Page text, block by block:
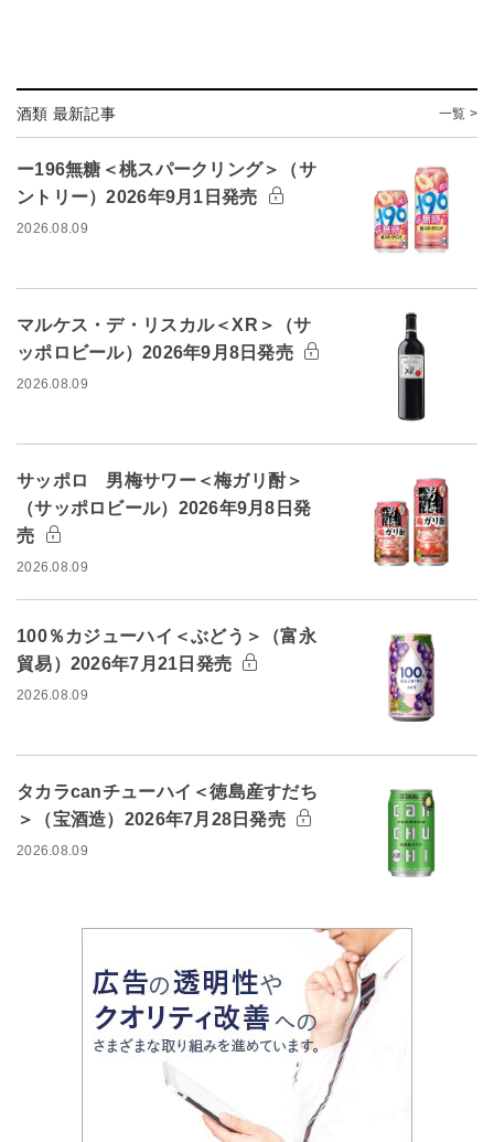
酒類 最新記事 一覧 >
ー196無糖＜桃スパークリング＞（サ
ントリー）2026年9月1日発売
2026.08.09
マルケス・デ・リスカル＜XR＞（サ
ッポロビール）2026年9月8日発売
2026.08.09
サッポロ 男梅サワー＜梅ガリ酎＞
（サッポロビール）2026年9月8日発
売
2026.08.09
100％カジューハイ＜ぶどう＞（富永
貿易）2026年7月21日発売
2026.08.09
タカラcanチューハイ＜徳島産すだち
＞（宝酒造）2026年7月28日発売
2026.08.09